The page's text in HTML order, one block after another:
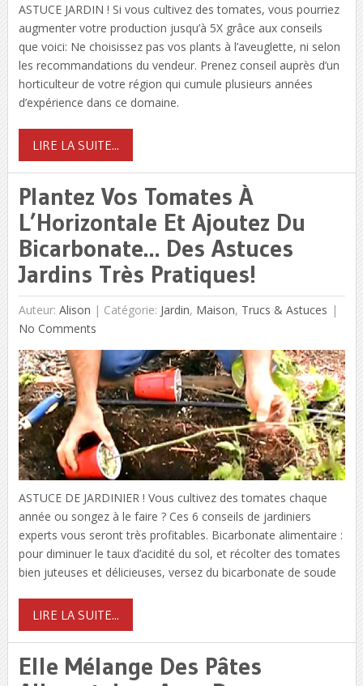
ASTUCE JARDIN ! Si vous cultivez des tomates, vous pourriez
augmenter votre production jusqu’à 5X grâce aux conseils
que voici: Ne choisissez pas vos plants à l’aveuglette, ni selon
les recommandations du vendeur. Prenez conseil auprès d’un
horticulteur de votre région qui cumule plusieurs années
d’expérience dans ce domaine.
LIRE LA SUITE...
Plantez Vos Tomates À
L’Horizontale Et Ajoutez Du
Bicarbonate… Des Astuces
Jardins Très Pratiques!
Auteur: Alison | Catégorie: Jardin, Maison, Trucs & Astuces
No Comments
ASTUCE DE JARDINIER ! Vous cultivez des tomates chaque
année ou songez à le faire ? Ces 6 conseils de jardiniers
experts vous seront très profitables. Bicarbonate alimentaire :
pour diminuer le taux d’acidité du sol, et récolter des tomates
bien juteuses et délicieuses, versez du bicarbonate de soude
LIRE LA SUITE...
Elle Mélange Des Pâtes